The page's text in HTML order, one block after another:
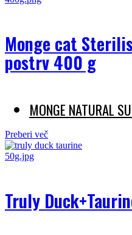
Monge cat
postrv 400 g
MONGE NATURAL
Preberi več
Truly